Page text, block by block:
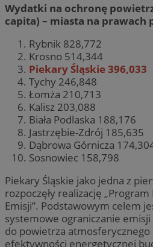
Wydatki na ochronę
capita) – miasta na prawach
Rybnik 828,772
Krosno 514,344
Piekary Śląskie 396,033
Tychy 246,848
Łomża 210,713
Kalisz 203,088
Biała Podlaska 188,176
Jastrzębie-Zdrój 185,635
Dąbrowa Górnicza
Sosnowiec 158,798
Piekary Śląskie jako jedna z
rozpoczęły realizację
Emisji”. Podstawowym celem
systemowe ograniczanie
do powietrza atmosferycznego
efektywności energetycznej